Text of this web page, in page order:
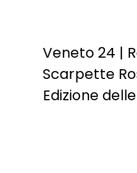
Veneto 24 |
Scarpette
Edizione delle